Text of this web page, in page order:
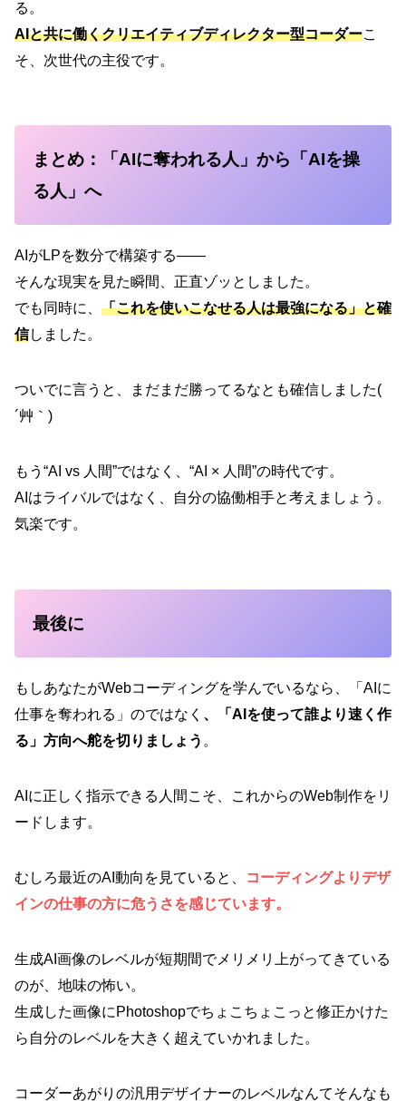
る。
AIと共に働くクリエイティブディレクター型コーダーこ
そ、次世代の主役です。
まとめ：「AIに奪われる人」から「AIを操
る人」へ
AIがLPを数分で構築する――
そんな現実を見た瞬間、正直ゾッとしました。
でも同時に、 「これを使いこなせる人は最強になる」と確
信しました。
ついでに言うと、まだまだ勝ってるなとも確信しました(
´艸｀)
もう“AI vs 人間”ではなく、“AI × 人間”の時代です。
AIはライバルではなく、自分の協働相手と考えましょう。
気楽です。
最後に
もしあなたがWebコーディングを学んでいるなら、「AIに
仕事を奪われる」のではなく 、「AIを使って誰より速く作
る」方向へ舵を切りましょう 。
AIに正しく指示できる人間こそ、これからのWeb制作をリ
ードします。
むしろ最近のAI動向を見ていると、
コーディングよりデザ
インの仕事の方に危うさを感じています。
生成AI画像のレベルが短期間でメリメリ上がってきている
のが、地味の怖い。
生成した画像にPhotoshopでちょこちょこっと修正かけた
ら自分のレベルを大きく超えていかれました。
コーダーあがりの汎用デザイナーのレベルなんてそんなも